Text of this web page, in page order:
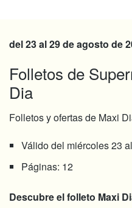
del 23 al 29 de agosto de
Folletos de
Dia
Folletos y ofertas de Maxi
Válido del miércoles 23
Páginas: 12
Descubre el folleto Maxi